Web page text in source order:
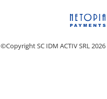
©Copyright SC IDM ACTIV SRL 2026